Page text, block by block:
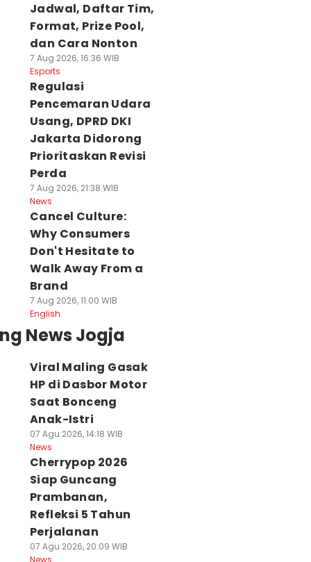
Jadwal, Daftar Tim,
Format, Prize Pool,
dan Cara Nonton
7 Aug 2026, 16:36 WIB
Esports
Regulasi
Pencemaran Udara
Usang, DPRD DKI
Jakarta Didorong
Prioritaskan Revisi
Perda
7 Aug 2026, 21:38 WIB
News
Cancel Culture:
Why Consumers
Don't Hesitate to
Walk Away From a
Brand
7 Aug 2026, 11:00 WIB
English
News Jogja
Viral Maling Gasak
HP di Dasbor Motor
Saat Bonceng
Anak-Istri
07 Agu 2026, 14:18 WIB
News
Cherrypop 2026
Siap Guncang
Prambanan,
Refleksi 5 Tahun
Perjalanan
07 Agu 2026, 20:09 WIB
News